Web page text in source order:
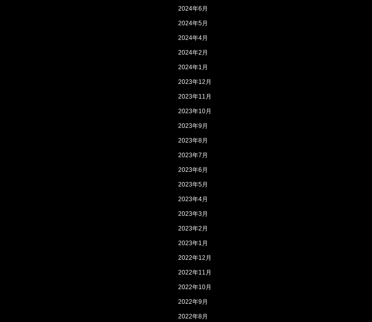
2024年6月
2024年5月
2024年4月
2024年2月
2024年1月
2023年12月
2023年11月
2023年10月
2023年9月
2023年8月
2023年7月
2023年6月
2023年5月
2023年4月
2023年3月
2023年2月
2023年1月
2022年12月
2022年11月
2022年10月
2022年9月
2022年8月